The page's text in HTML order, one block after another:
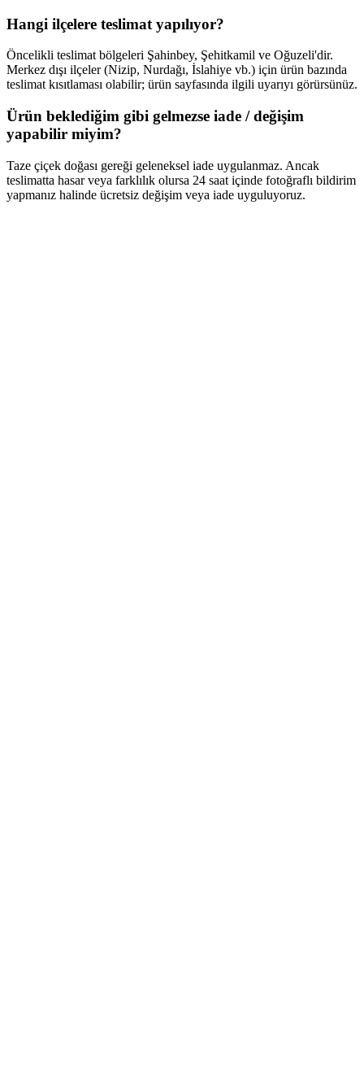
Hangi ilçelere teslimat yapılıyor?
Öncelikli teslimat bölgeleri Şahinbey, Şehitkamil ve Oğuzeli'dir.
Merkez dışı ilçeler (Nizip, Nurdağı, İslahiye vb.) için ürün bazında
teslimat kısıtlaması olabilir; ürün sayfasında ilgili uyarıyı görürsünüz.
Ürün beklediğim gibi gelmezse iade / değişim
yapabilir miyim?
Taze çiçek doğası gereği geleneksel iade uygulanmaz. Ancak
teslimatta hasar veya farklılık olursa 24 saat içinde fotoğraflı bildirim
yapmanız halinde ücretsiz değişim veya iade uyguluyoruz.